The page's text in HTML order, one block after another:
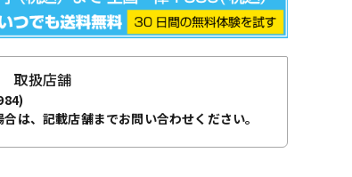
取扱店舗
は、記載店舗までお問い合わせください。